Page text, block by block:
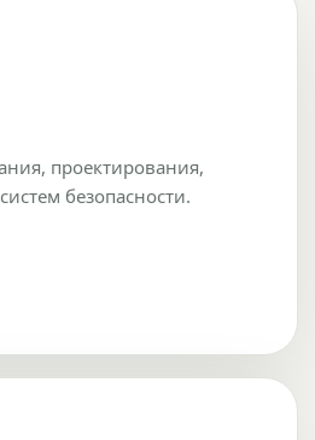
проектирования,
безопасности.